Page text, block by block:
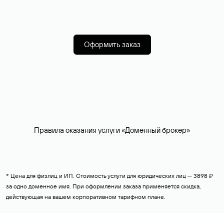
Оформить заказ
Правила оказания услуги «Доменный брокер»
* Цена для физлиц и ИП. Стоимость услуги для юридических лиц — 3898 ₽
за одно доменное имя. При оформлении заказа применяется скидка,
действующая на вашем корпоративном тарифном плане.